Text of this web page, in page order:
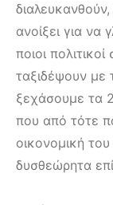
ανοίξει για
ποιοι
ταξιδέψουν με
ξεχάσουμε τα
που από τότε
οικονομική
δυσθεώρητα